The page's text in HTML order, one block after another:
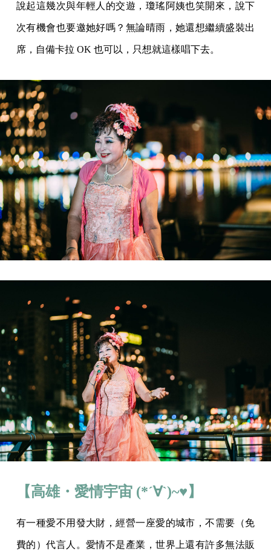
說起這幾次與年輕人的交遊，瓊瑤阿姨也笑開來，說下
次有機會也要邀她好嗎？無論晴雨，她還想繼續盛裝出
席，自備卡拉 OK 也可以，只想就這樣唱下去。
【高雄・愛情宇宙 (*´∀`)~♥】
有一種愛不用發大財，經營一座愛的城市，不需要（免
費的）代言人。愛情不是產業，世界上還有許多無法販